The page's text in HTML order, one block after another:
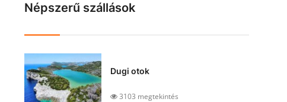
Népszerű szállások
Dugi otok
3103 megtekintés